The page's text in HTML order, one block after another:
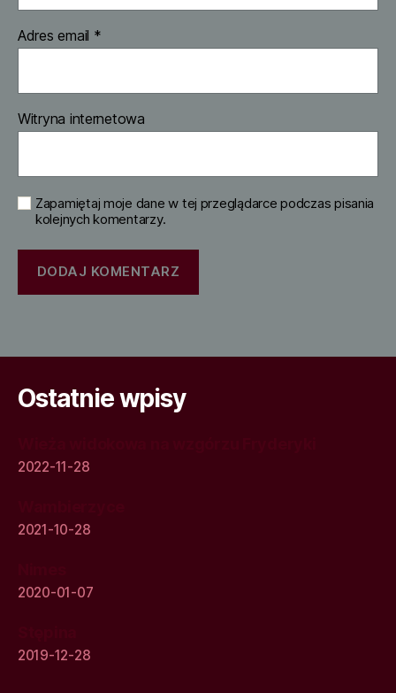
Adres email *
Witryna internetowa
Zapamiętaj moje dane w tej przeglądarce podczas pisania
kolejnych komentarzy.
Ostatnie wpisy
2022-11-28
2021-10-28
2020-01-07
2019-12-28